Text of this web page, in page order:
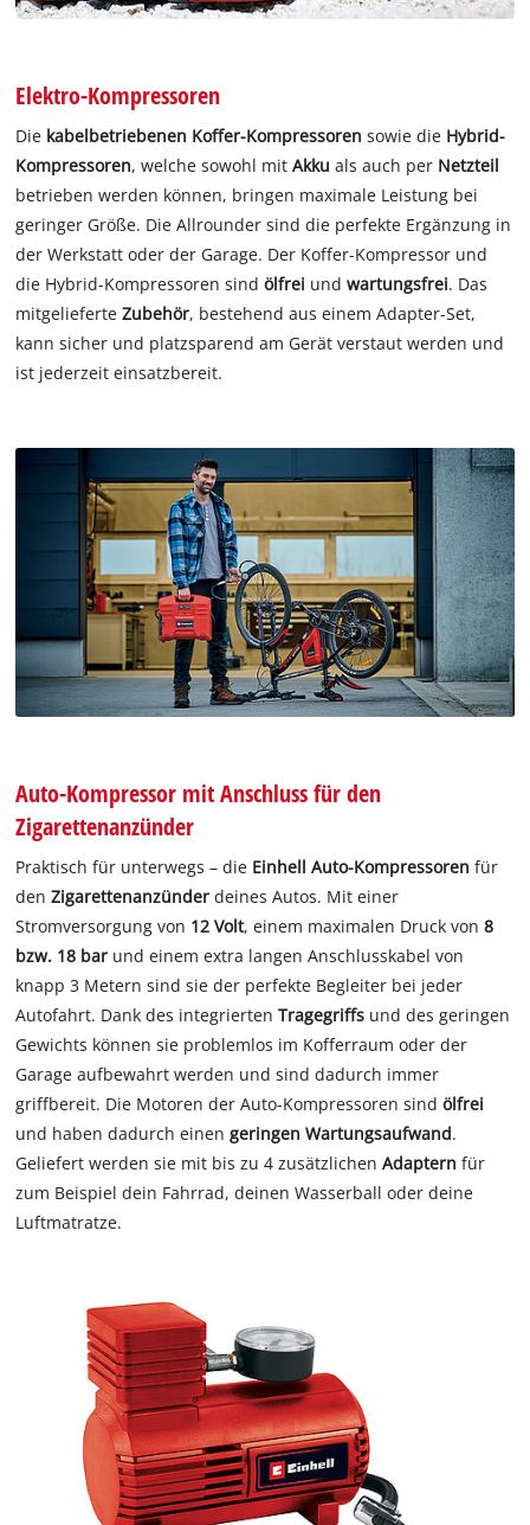
Elektro-Kompressoren
Die kabelbetriebenen Koffer-Kompressoren sowie die Hybrid-
Kompressoren, welche sowohl mitAkkuals auch per Netzteil
betrieben werden können, bringen maximale Leistung bei
geringer Größe. Die Allrounder sind die perfekte Ergänzung in
der Werkstatt oder der Garage. Der Koffer-Kompressor und
die Hybrid-Kompressoren sindölfrei undwartungsfrei. Das
mitgelieferteZubehör, bestehend aus einem Adapter-Set,
kann sicher und platzsparend am Gerät verstaut werden und
ist jederzeit einsatzbereit.
Auto-Kompressor mit Anschluss für den
Zigarettenanzünder
Praktisch für unterwegs – die Einhell Auto-Kompressoren für
denZigarettenanzünderdeines Autos. Mit einer
Stromversorgung von 12 Volt, einem maximalen Druck von8
bzw. 18 bar und einem extra langen Anschlusskabel von
knapp 3 Metern sind sie der perfekte Begleiter bei jeder
Autofahrt. Dank des integriertenTragegriffs und des geringen
Gewichts können sie problemlos im Kofferraum oder der
Garage aufbewahrt werden und sind dadurch immer
griffbereit. Die Motoren der Auto-Kompressoren sindölfrei
und haben dadurch einengeringen Wartungsaufwand.
Geliefert werden sie mit bis zu 4 zusätzlichenAdapternfür
zum Beispiel dein Fahrrad, deinen Wasserball oder deine
Luftmatratze.